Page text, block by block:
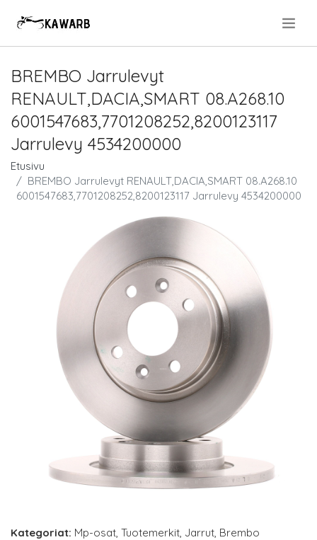
BREMBO Jarrulevyt
RENAULT,DACIA,SMART 08.A268.10
6001547683,7701208252,8200123117
Jarrulevy 4534200000
Etusivu
BREMBO Jarrulevyt RENAULT,DACIA,SMART 08.A268.10
6001547683,7701208252,8200123117 Jarrulevy 4534200000
Kategoriat: Mp-osat, Tuotemerkit, Jarrut, Brembo